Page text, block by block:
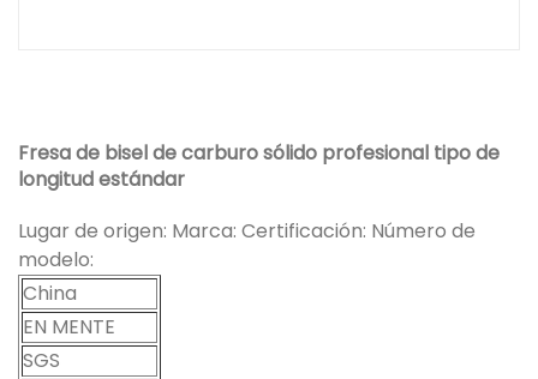
Fresa de bisel de carburo sólido profesional tipo de
longitud estándar
Lugar de origen: Marca: Certificación: Número de
modelo:
China
EN MENTE
SGS